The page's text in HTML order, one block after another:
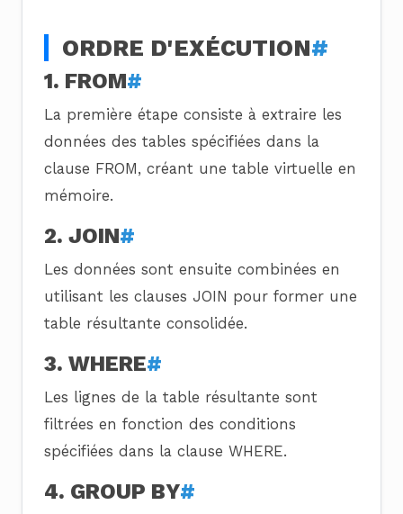
ORDRE D'EXÉCUTION#
1. FROM#
La première étape consiste à extraire les
données des tables spécifiées dans la
clause FROM, créant une table virtuelle en
mémoire.
2. JOIN#
Les données sont ensuite combinées en
utilisant les clauses JOIN pour former une
table résultante consolidée.
3. WHERE#
Les lignes de la table résultante sont
filtrées en fonction des conditions
spécifiées dans la clause WHERE.
4. GROUP BY#